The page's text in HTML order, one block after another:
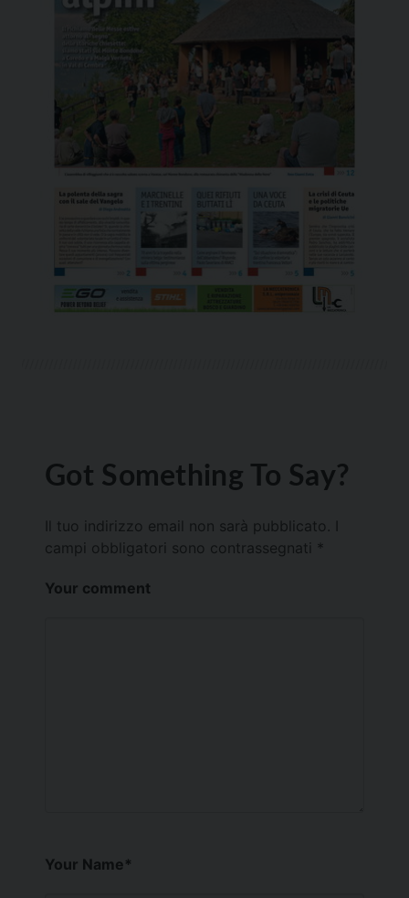
Got Something To Say?
Il tuo indirizzo email non sarà pubblicato.
campi obbligatori sono contrassegnati *
Your comment
Your Name*